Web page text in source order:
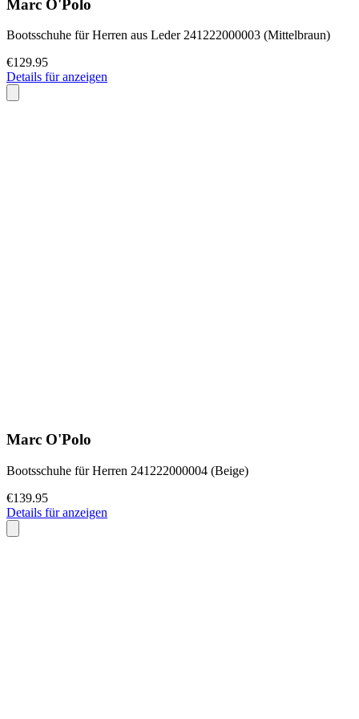
Marc O'Polo
Bootsschuhe für Herren aus Leder 241222000003 (Mittelbraun)
€129.95
Details für anzeigen
Marc O'Polo
Bootsschuhe für Herren 241222000004 (Beige)
€139.95
Details für anzeigen